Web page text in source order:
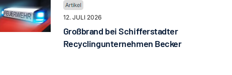
12. JULI 2026
Großbrand bei Schifferstadter
Recyclingunternehmen Becker